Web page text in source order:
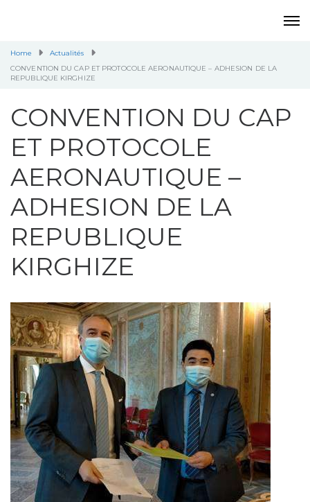
Home
Actualités
CONVENTION DU CAP ET PROTOCOLE AERONAUTIQUE – ADHESION DE LA
REPUBLIQUE KIRGHIZE
CONVENTION DU CAP
ET PROTOCOLE
AERONAUTIQUE –
ADHESION DE LA
REPUBLIQUE
KIRGHIZE